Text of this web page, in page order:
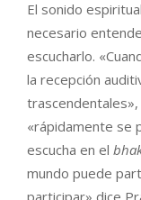
El sonido
necesario
escucharlo.
la recepción
trascendentales»,
«rápidamente se
escucha en el
mundo puede
participar» dice